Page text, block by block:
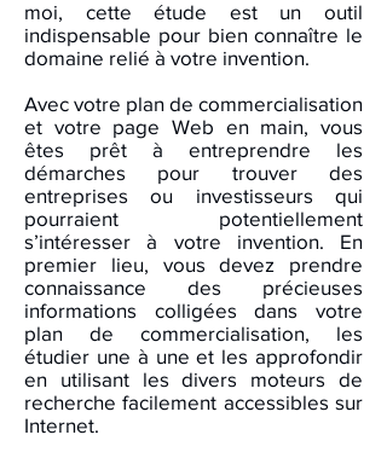
moi, cette étude est un outil
indispensable pour bien connaître le
domaine relié à votre invention.
Avec votre plan de commercialisation
et votre page Web en main, vous
êtes prêt à entreprendre les
démarches pour trouver des
entreprises ou investisseurs qui
pourraient potentiellement
s’intéresser à votre invention. En
premier lieu, vous devez prendre
connaissance des précieuses
informations colligées dans votre
plan de commercialisation, les
étudier une à une et les approfondir
en utilisant les divers moteurs de
recherche facilement accessibles sur
Internet.